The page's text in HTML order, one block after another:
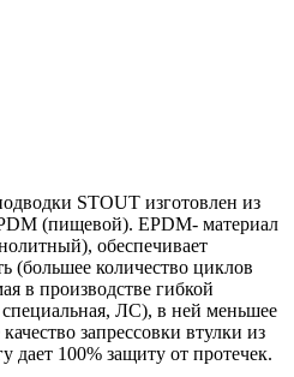
STOUT изготовлен из
(пищевой). EPDM- материал
обеспечивает
(большее количество циклов
в производстве гибкой
ЛС), в ней меньшее
запрессовки втулки из
100% защиту от протечек.